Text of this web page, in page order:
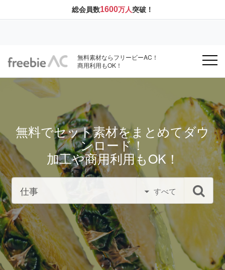
総会員数1600万人突破！
無料素材ならフリービーAC！
商用利用もOK！
無料でセット素材をまとめてダウ
ンロード！
加工や商用利用もOK！
すべて